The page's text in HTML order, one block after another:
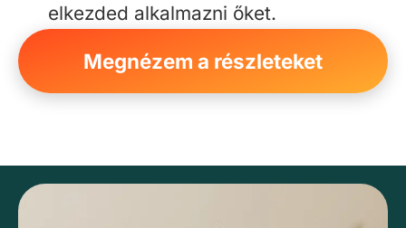
elkezded alkalmazni őket.
Megnézem a részleteket